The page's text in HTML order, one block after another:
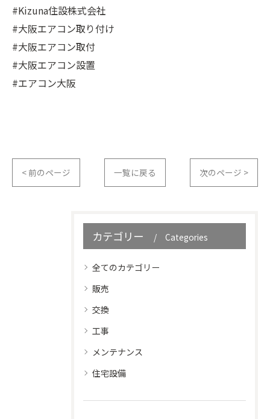
#Kizuna住設株式会社
#大阪エアコン取り付け
#大阪エアコン取付
#大阪エアコン設置
#エアコン大阪
< 前のページ 一覧に戻る 次のページ >
カテゴリー Categories
全てのカテゴリー
販売
交換
工事
メンテナンス
住宅設備